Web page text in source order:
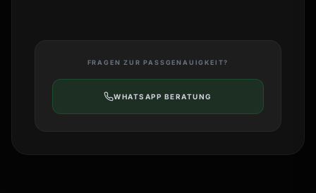
FRAGEN ZUR PASSGENAUIGKEIT?
WHATSAPP BERATUNG